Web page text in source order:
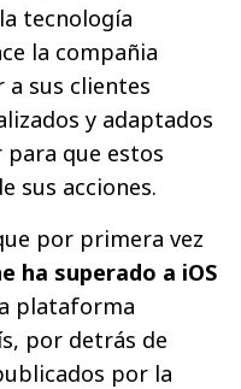
tecnología
la compañia
sus clientes
y adaptados
que estos
sus acciones.
por primera vez
ha superado a iOS
plataforma
por detrás de
por la